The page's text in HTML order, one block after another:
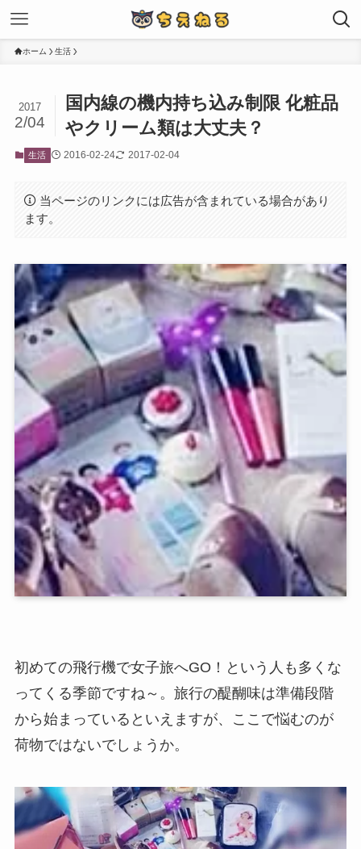
ホーム 生活
国内線の機内持ち込み制限 化粧品
やクリーム類は大丈夫？
2017
2/04
生活 2016-02-24 2017-02-04
当ページのリンクには広告が含まれている場合があり
ます。
初めての飛行機で女子旅へGO！という人も多くな
ってくる季節ですね～。旅行の醍醐味は準備段階
から始まっているといえますが、ここで悩むのが
荷物ではないでしょうか。